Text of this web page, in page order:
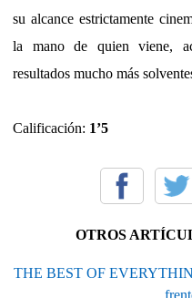
su alcance estrictamente
la mano de quien viene,
resultados mucho más
Calificación: 1’5
OTROS
THE BEST OF